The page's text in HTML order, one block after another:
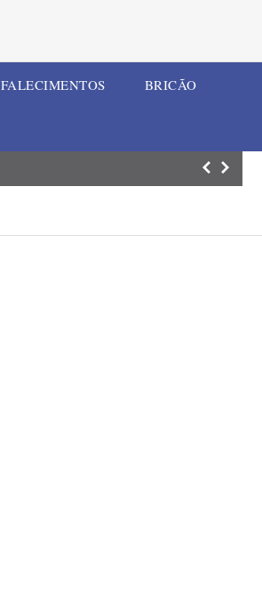
FALECIMENTOS BRICÃO
ELI Summit